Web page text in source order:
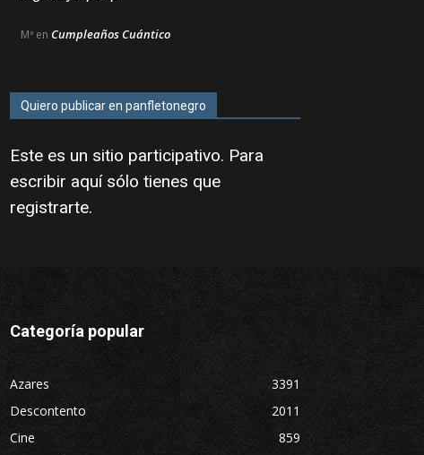
Mª en Cumpleaños Cuántico
Quiero publicar en panfletonegro
Este es un sitio participativo. Para
escribir aquí sólo tienes que
registrarte.
Categoría popular
Azares
3391
Descontento
2011
Cine
859